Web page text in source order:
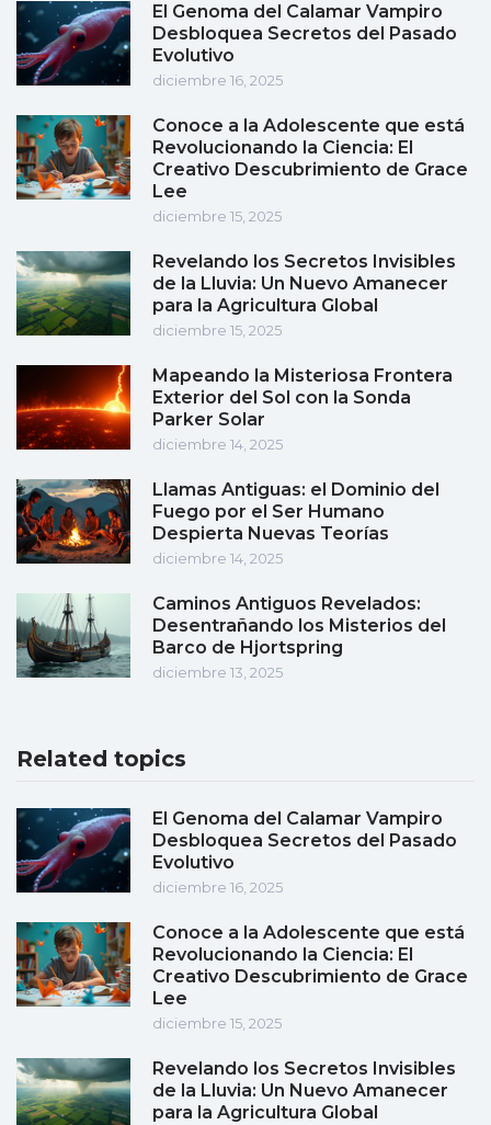
El Genoma del Calamar Vampiro
Desbloquea Secretos del Pasado
Evolutivo
diciembre 16, 2025
Conoce a la Adolescente que está
Revolucionando la Ciencia: El
Creativo Descubrimiento de Grace
Lee
diciembre 15, 2025
Revelando los Secretos Invisibles
de la Lluvia: Un Nuevo Amanecer
para la Agricultura Global
diciembre 15, 2025
Mapeando la Misteriosa Frontera
Exterior del Sol con la Sonda
Parker Solar
diciembre 14, 2025
Llamas Antiguas: el Dominio del
Fuego por el Ser Humano
Despierta Nuevas Teorías
diciembre 14, 2025
Caminos Antiguos Revelados:
Desentrañando los Misterios del
Barco de Hjortspring
diciembre 13, 2025
Related topics
El Genoma del Calamar Vampiro
Desbloquea Secretos del Pasado
Evolutivo
diciembre 16, 2025
Conoce a la Adolescente que está
Revolucionando la Ciencia: El
Creativo Descubrimiento de Grace
Lee
diciembre 15, 2025
Revelando los Secretos Invisibles
de la Lluvia: Un Nuevo Amanecer
para la Agricultura Global